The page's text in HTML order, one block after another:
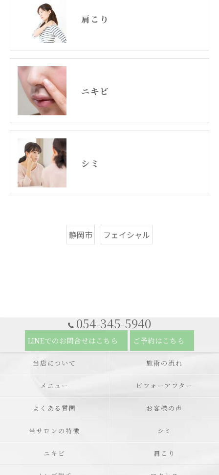
肩こり
ニキビ
シミ
静岡市 フェイシャル
054-345-5940
LINEでのお問合せはこちら ご予約はこちら
当店について 施術の流れ
メニュー ビフォーアフター
よくある質問 お客様の声
当サロンの特徴 シミ
ニキビ 肩こり